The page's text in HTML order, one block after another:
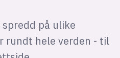
på ulike
rundt hele verden - til